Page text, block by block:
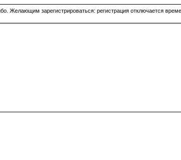
Желающим зарегистрироваться: регистрация отключается